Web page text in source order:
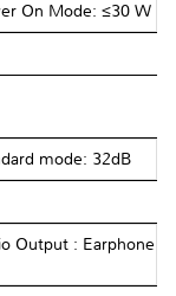
On Mode: ≤30 W
mode: 32dB
Output : Earphone